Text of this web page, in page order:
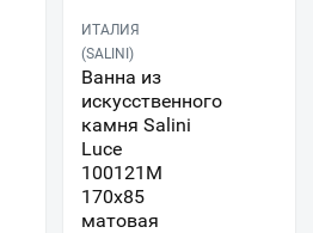
ИТАЛИЯ
(SALINI)
Ванна из
искусственного
камня Salini
Luce
100121M
170x85
матовая